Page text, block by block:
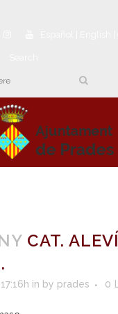
CAT. ALEVÍ
in by prades 0